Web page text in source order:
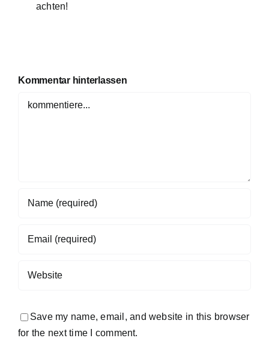
achten!
Kommentar hinterlassen
Comment
Save my name, email, and website in this browser
for the next time I comment.